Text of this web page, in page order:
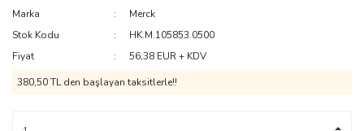
Marka
Merck
Stok Kodu
HK.M.105853.0500
Fiyat
56,38 EUR + KDV
380,50 TL den başlayan taksitlerle!!